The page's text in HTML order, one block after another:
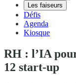
Les faiseurs
Défis
Agenda
Kiosque
RH : l’IA
12 start-up